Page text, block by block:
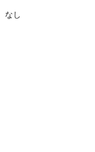
なし